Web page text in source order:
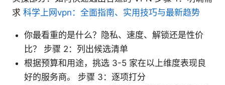
求 科学上网vpn：全面指南、实用技巧与最新趋势
你最看重的是什么？隐私、速度、解锁还是性价
比？ 步骤 2：列出候选清单
根据预算和用途，挑选 3-5 家在以上维度表现良
好的服务商。 步骤 3：逐项打分